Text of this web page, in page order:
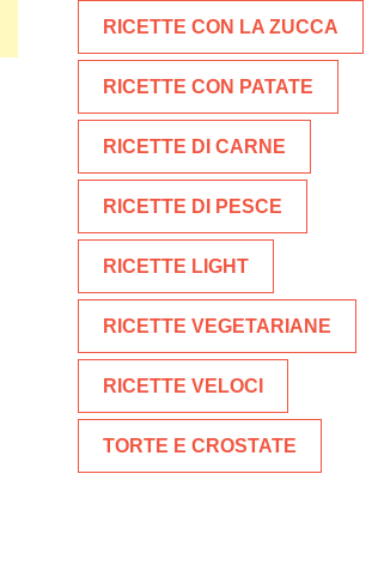
RICETTE CON LA ZUCCA
RICETTE CON PATATE
RICETTE DI CARNE
RICETTE DI PESCE
RICETTE LIGHT
RICETTE VEGETARIANE
RICETTE VELOCI
TORTE E CROSTATE